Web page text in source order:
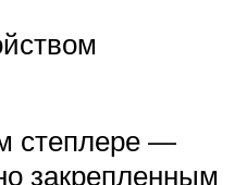
степлере —
закрепленным